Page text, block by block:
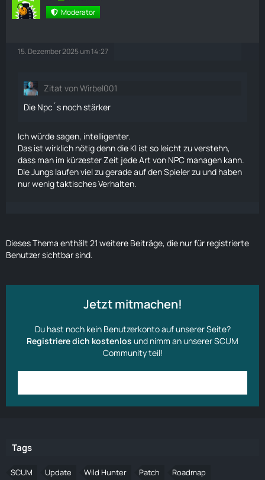
Moderator
15. Dezember 2025 um 14:27
Zitat von Wirbel001
Die Npc´s noch stärker
Ich würde sagen, intelligenter.
Das ist wirklich nötig denn die KI ist so leicht zu verstehn,
dass man im kürzester Zeit jede Art von NPC managen kann.
Die Jungs laufenviel zu gerade auf den Spieler zu und haben
nur wenig taktisches Verhalten.
Dieses Thema enthält 21 weitere Beiträge, die nur für registrierte
Benutzer sichtbar sind.
Jetzt mitmachen!
Du hast noch kein Benutzerkonto auf unserer Seite?
Registriere dich kostenlos und nimm an unserer SCUM
Community teil!
Tags
SCUM Update Wild Hunter Patch
Roadmap